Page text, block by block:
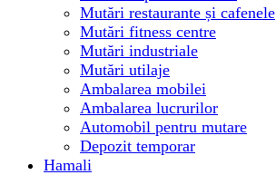
Mutări restaurante și cafenele
Mutări fitness centre
Mutări industriale
Mutări utilaje
Ambalarea mobilei
Ambalarea lucrurilor
Automobil pentru mutare
Depozit temporar
Hamali